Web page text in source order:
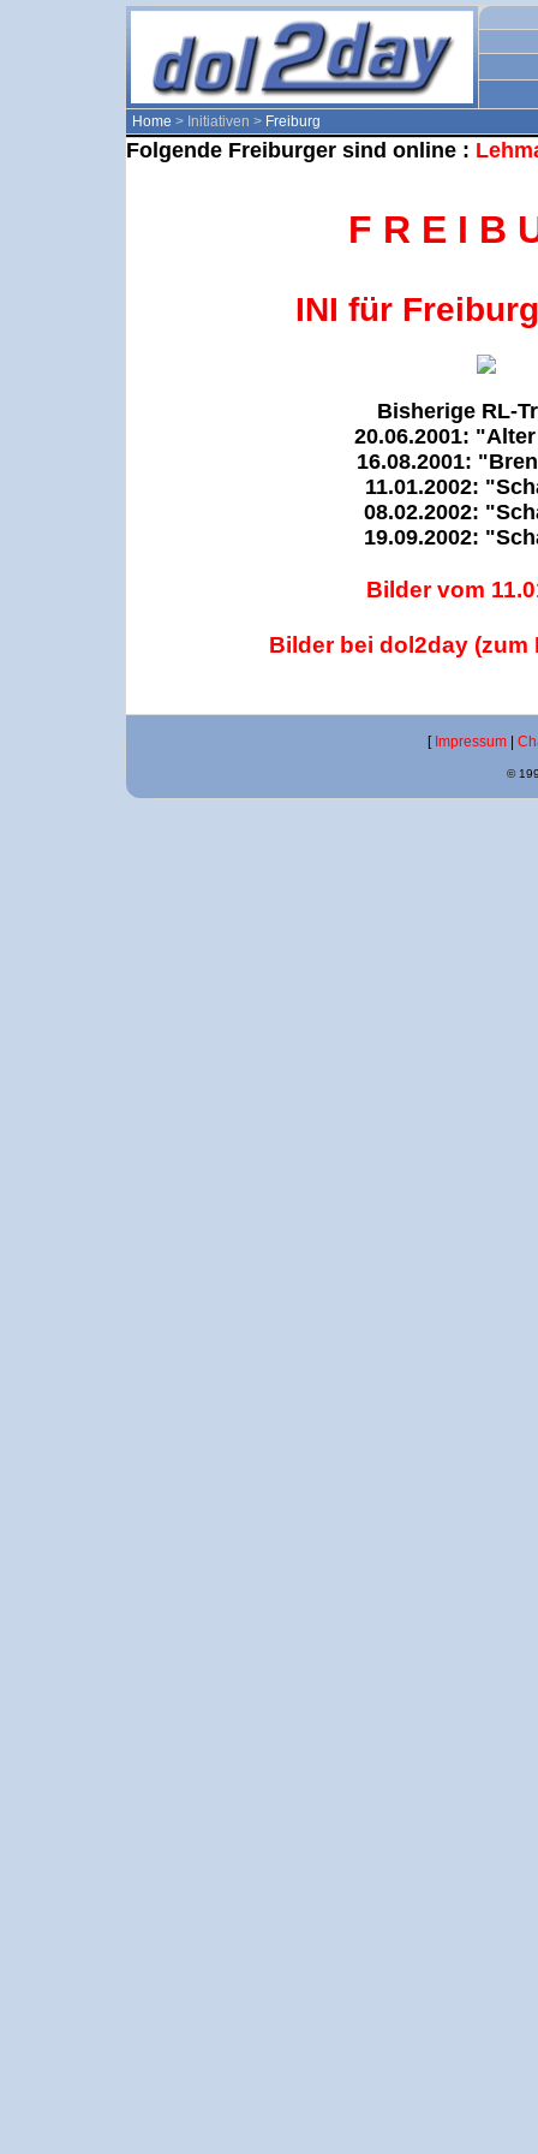
Home > Initiativen > Freiburg
Folgende Freiburger sind online :
F R E I B
INI für
Bisherige RL-
20.06.2001:
16.08.2001:
11.01.2002:
08.02.2002:
19.09.2002:
Bilder vom
Bilder bei dol2day (zum
[ Impressum
©